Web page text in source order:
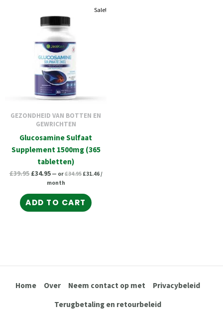
Sale!
GEZONDHEID VAN BOTTEN EN
GEWRICHTEN
Glucosamine Sulfaat
Supplement 1500mg (365
tabletten)
£39.95
price
was:
£39.95.
£34.95
price
is:
£34.95.
— or£34.95
price
£31.46
price
/
month
ADD TO CART
Home Over Neem contact op met
Privacybeleid
Terugbetaling en retourbeleid